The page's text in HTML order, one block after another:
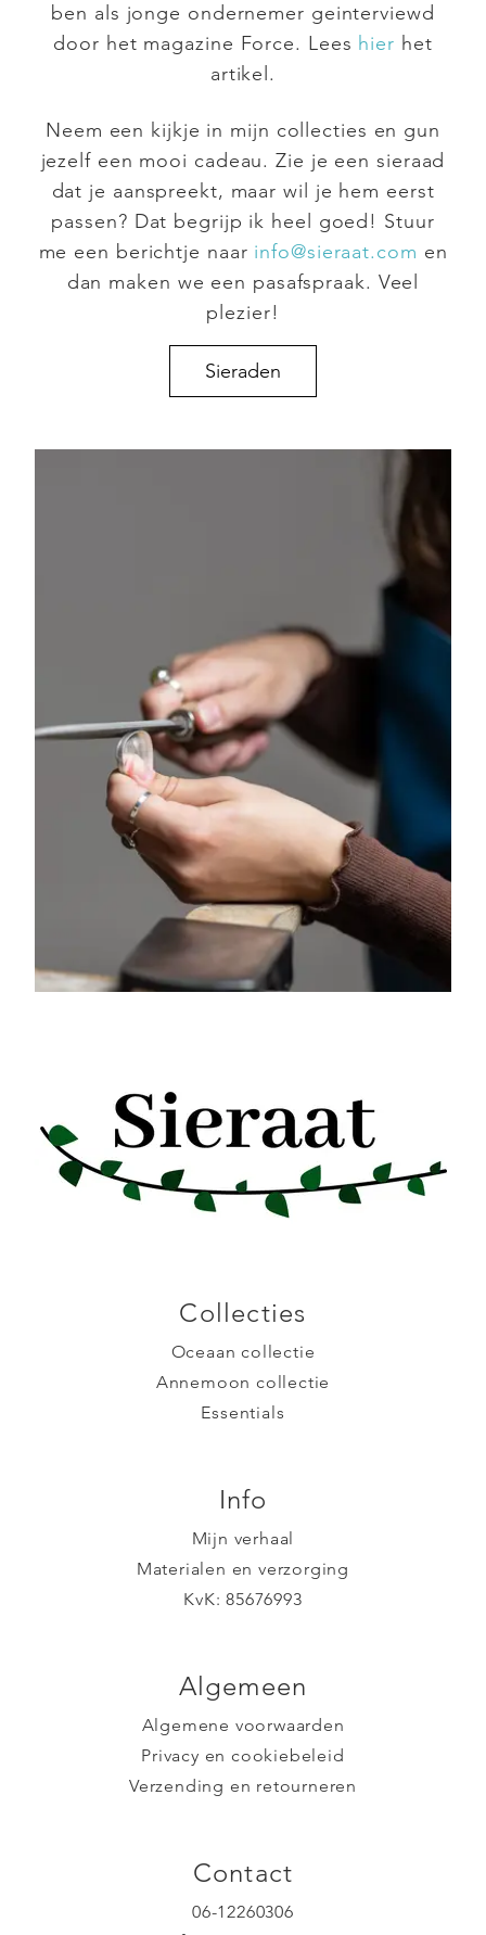
ben als jonge ondernemer geinterviewd
door het magazine Force. Lees hier het
artikel.
Neem een kijkje in mijn collecties en gun
jezelf een mooi cadeau. Zie je een sieraad
dat je aanspreekt, maar wil je hem eerst
passen? Dat begrijp ik heel goed! Stuur
me een berichtje naar info@sieraat.com en
dan maken we een pasafspraak. Veel
plezier!
Sieraden
Collecties
Oceaan collectie
Annemoon collectie
Essentials
Info
Mijn verhaal
Materialen en verzorging
KvK: 85676993
Algemeen
Algemene voorwaarden
Privacy en cookiebeleid
Verzending en retourneren
Contact
06-12260306